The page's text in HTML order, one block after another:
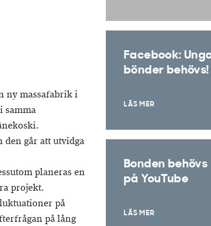
ny massafabrik i
samma
den går att utvidga
planeras en
projekt.
på
på lång
Facebook:
bönder behövs!
LÄS MER
Bonden behövs
på YouTube
LÄS MER